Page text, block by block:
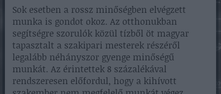
Sok esetben a rossz minőségben elvégzett
munka is gondot okoz. Az otthonukban
segítségre szorulók közül tízből öt magyar
tapasztalt a szakipari mesterek részéről
legalább néhányszor gyenge minőségű
munkát. Az érintettek 8 százalékával
rendszeresen előfordul, hogy a kihívott